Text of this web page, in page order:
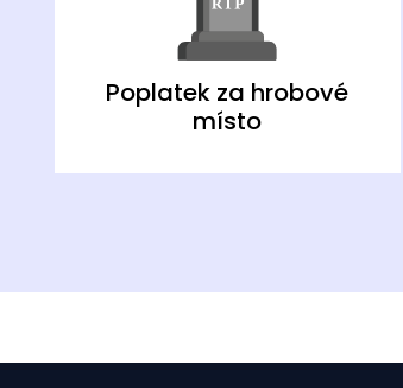
Poplatek za hrobové
místo